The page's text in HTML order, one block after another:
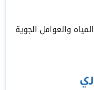
والعوامل الجوية